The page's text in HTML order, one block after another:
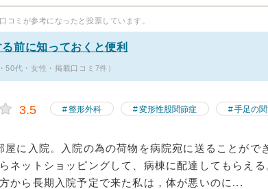
コミが参考になったと投票しています。
前に知っておくと便利
50代・女性・掲載口コミ7件）
3.5 整形外科 変形性股関節症 手足の
屋に入院。入院の為の荷物を病院宛に送ることがで
ネットショッピングして、病棟に配達してもらえる
から長期入院予定で来た私は，体が悪いのに...